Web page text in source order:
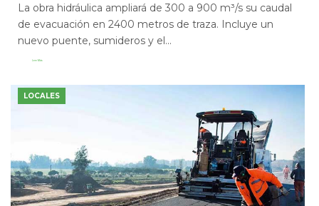
La obra hidráulica ampliará de 300 a 900 m³/s su caudal
de evacuación en 2400 metros de traza. Incluye un
nuevo puente, sumideros y el...
Leer Más
LOCALES